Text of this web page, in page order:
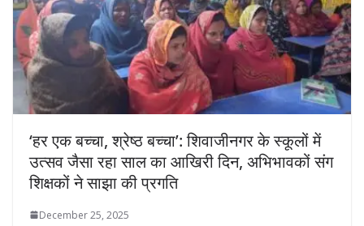
‘हर एक बच्चा, श्रेष्ठ बच्चा’: शिवाजीनगर के स्कूलों में
उत्सव जैसा रहा साल का आखिरी दिन, अभिभावकों संग
शिक्षकों ने साझा की प्रगति
December 25, 2025